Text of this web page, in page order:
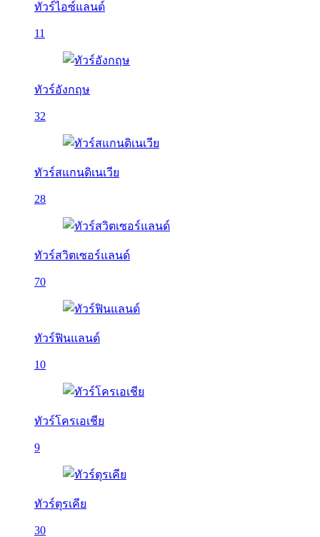
ทัวร์ไอซ์แลนด์
11
ทัวร์อังกฤษ
32
ทัวร์สแกนดิเนเวีย
28
ทัวร์สวิตเซอร์แลนด์
70
ทัวร์ฟินแลนด์
10
ทัวร์โครเอเชีย
9
ทัวร์ตุรเคีย
30